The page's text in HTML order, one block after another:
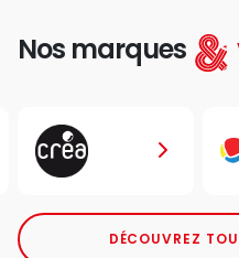
Nos marques
DÉCOUVREZ